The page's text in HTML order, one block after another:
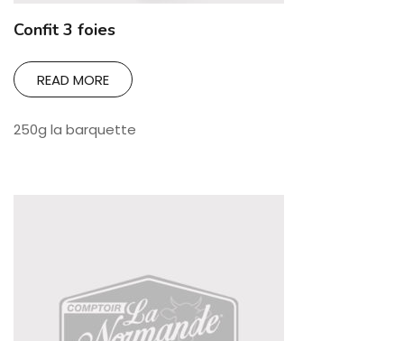
Confit 3 foies
READ MORE
250g la barquette